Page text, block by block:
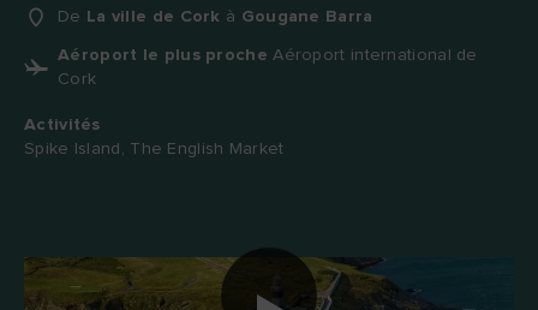
De La ville de Cork à Gougane Barra
Aéroport le plus proche Aéroport international de
Cork
Activités
Spike Island, The English Market